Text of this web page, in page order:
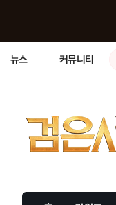
뉴스 커뮤니티